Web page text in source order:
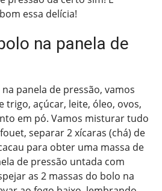
essa delícia!
na panela de
panela de pressão, vamos
trigo, açúcar, leite, óleo, ovos,
em pó. Vamos misturar tudo
separar 2 xícaras (chá) de
para obter uma massa de
de pressão untada com
as 2 massas do bolo na